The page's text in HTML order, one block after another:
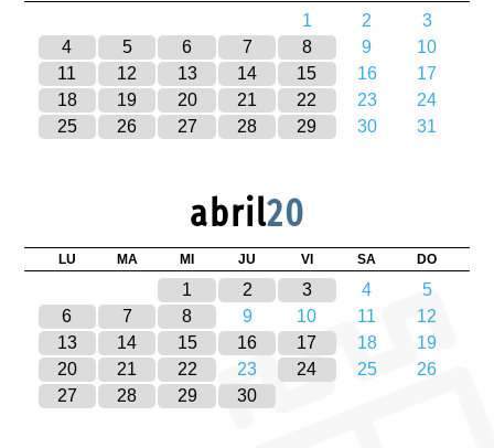
1 2
3
4
5 6 7 8 9
10
11
12 13 14 15 16
17
18
19 20 21 22 23
24
25
26 27 28 29 30 31
abril20
LU MA MI JU VI SA DO
1 2 3 4
5
6
7 8 9 10 11
12
13
14 15 16 17 18
19
20
21 22 23 24 25
26
27
28 29 30